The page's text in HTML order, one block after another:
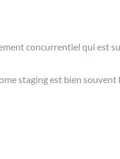
concurrentiel qui est
staging est bien souvent